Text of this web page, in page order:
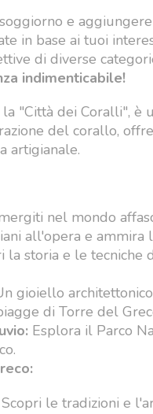
e
in base ai tuoi
di diverse
indimenticabile!
la "Città dei Coralli", è
del corallo,
artigianale.
nel mondo
all'opera e ammira
la storia e le tecniche
gioiello
di Torre del
Esplora il Parco
Scopri le tradizioni e